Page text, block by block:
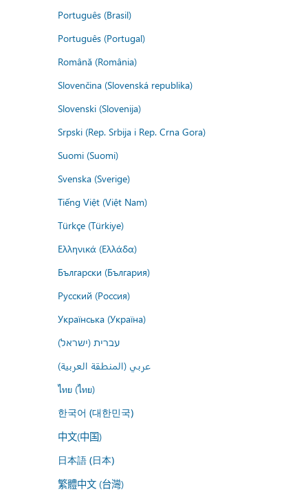
Português (Brasil)
Português (Portugal)
Română (România)
Slovenčina (Slovenská republika)
Slovenski (Slovenija)
Srpski (Rep. Srbija i Rep. Crna Gora)
Suomi (Suomi)
Svenska (Sverige)
Tiếng Việt (Việt Nam)
Türkçe (Türkiye)
Ελληνικά (Ελλάδα)
Български (България)
Русский (Россия)
Українська (Україна)
עברית (ישראל)
عربي (المنطقة العربية)
ไทย (ไทย)
한국어 (대한민국)
中文(中国)
日本語 (日本)
繁體中文 (台灣)